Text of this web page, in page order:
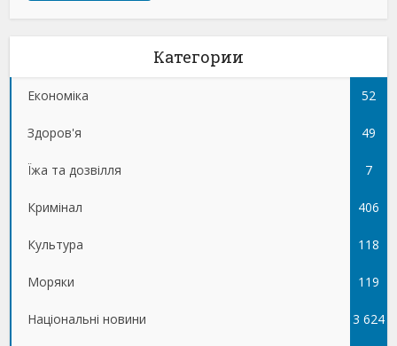
Категории
Економіка 52
Здоров'я 49
Їжа та дозвілля 7
Кримінал 406
Культура 118
Моряки 119
Національні новини 3 624